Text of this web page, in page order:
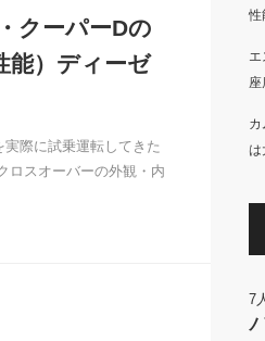
クーパーDの
能）ディーゼ
際に試乗運転してきた
ロスオーバーの外観・内
性
座
は
7